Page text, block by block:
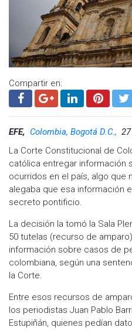
Compartir en:
EFE, Colombia, Bogotá D.C.,
La Corte Constitucional de
católica entregar información
ocurridos en el país, algo que
alegaba que esa información
secreto pontificio.
La decisión la tomó la Sala
50 tutelas (recurso de
información sobre casos de
colombiana, según una
la Corte.
Entre esos recursos de
los periodistas Juan Pablo
Estupiñán, quienes pedían